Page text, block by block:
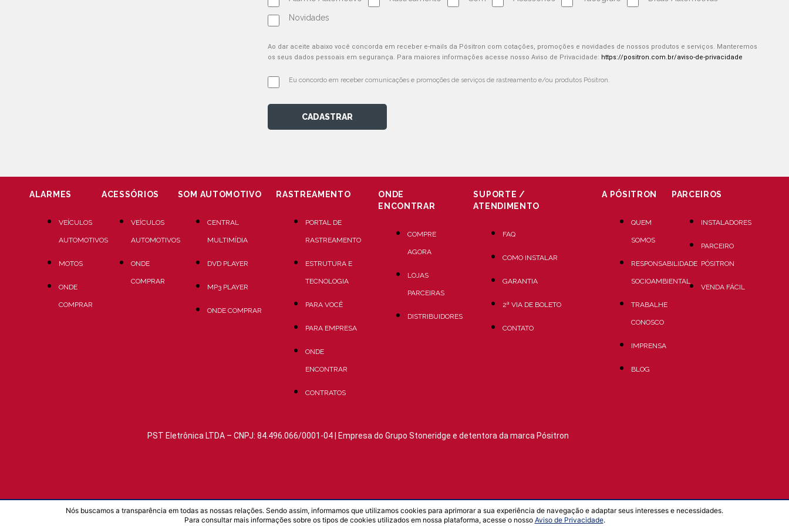
Novidades
Ao dar aceite abaixo você concorda em receber e-mails da Pósitron com cotações, promoções e novidades de nossos produtos e serviços. Manteremos
os seus dados pessoais em segurança. Para maiores informações acesse nosso Aviso de Privacidade: https://positron.com.br/aviso-de-privacidade
Eu concordo em receber comunicações e promoções de serviços de rastreamento e/ou produtos Pósitron.
CADASTRAR
ALARMES
VEÍCULOS
AUTOMOTIVOS
MOTOS
ONDE
COMPRAR
ACESSÓRIOS
VEÍCULOS
AUTOMOTIVOS
ONDE
COMPRAR
SOM AUTOMOTIVO
CENTRAL
MULTIMÍDIA
DVD PLAYER
MP3 PLAYER
ONDE COMPRAR
RASTREAMENTO
PORTAL DE
RASTREAMENTO
ESTRUTURA E
TECNOLOGIA
PARA VOCÊ
PARA EMPRESA
ONDE
ENCONTRAR
CONTRATOS
ONDE
ENCONTRAR
COMPRE
AGORA
LOJAS
PARCEIRAS
DISTRIBUIDORES
SUPORTE /
ATENDIMENTO
FAQ
COMO INSTALAR
GARANTIA
2ª VIA DE BOLETO
CONTATO
A PÓSITRON
QUEM
SOMOS
RESPONSABILIDADE
SOCIOAMBIENTAL
TRABALHE
CONOSCO
IMPRENSA
BLOG
PARCEIROS
INSTALADORES
PARCEIRO
PÓSITRON
VENDA FÁCIL
PST Eletrônica LTDA – CNPJ: 84.496.066/0001-04 | Empresa do Grupo Stoneridge e detentora da marca Pósitron
Nós buscamos a transparência em todas as nossas relações. Sendo assim, informamos que utilizamos cookies para aprimorar a sua experiência de navegação e adaptar seus interesses e necessidades.
Para consultar mais informações sobre os tipos de cookies utilizados em nossa plataforma, acesse o nosso Aviso de Privacidade.